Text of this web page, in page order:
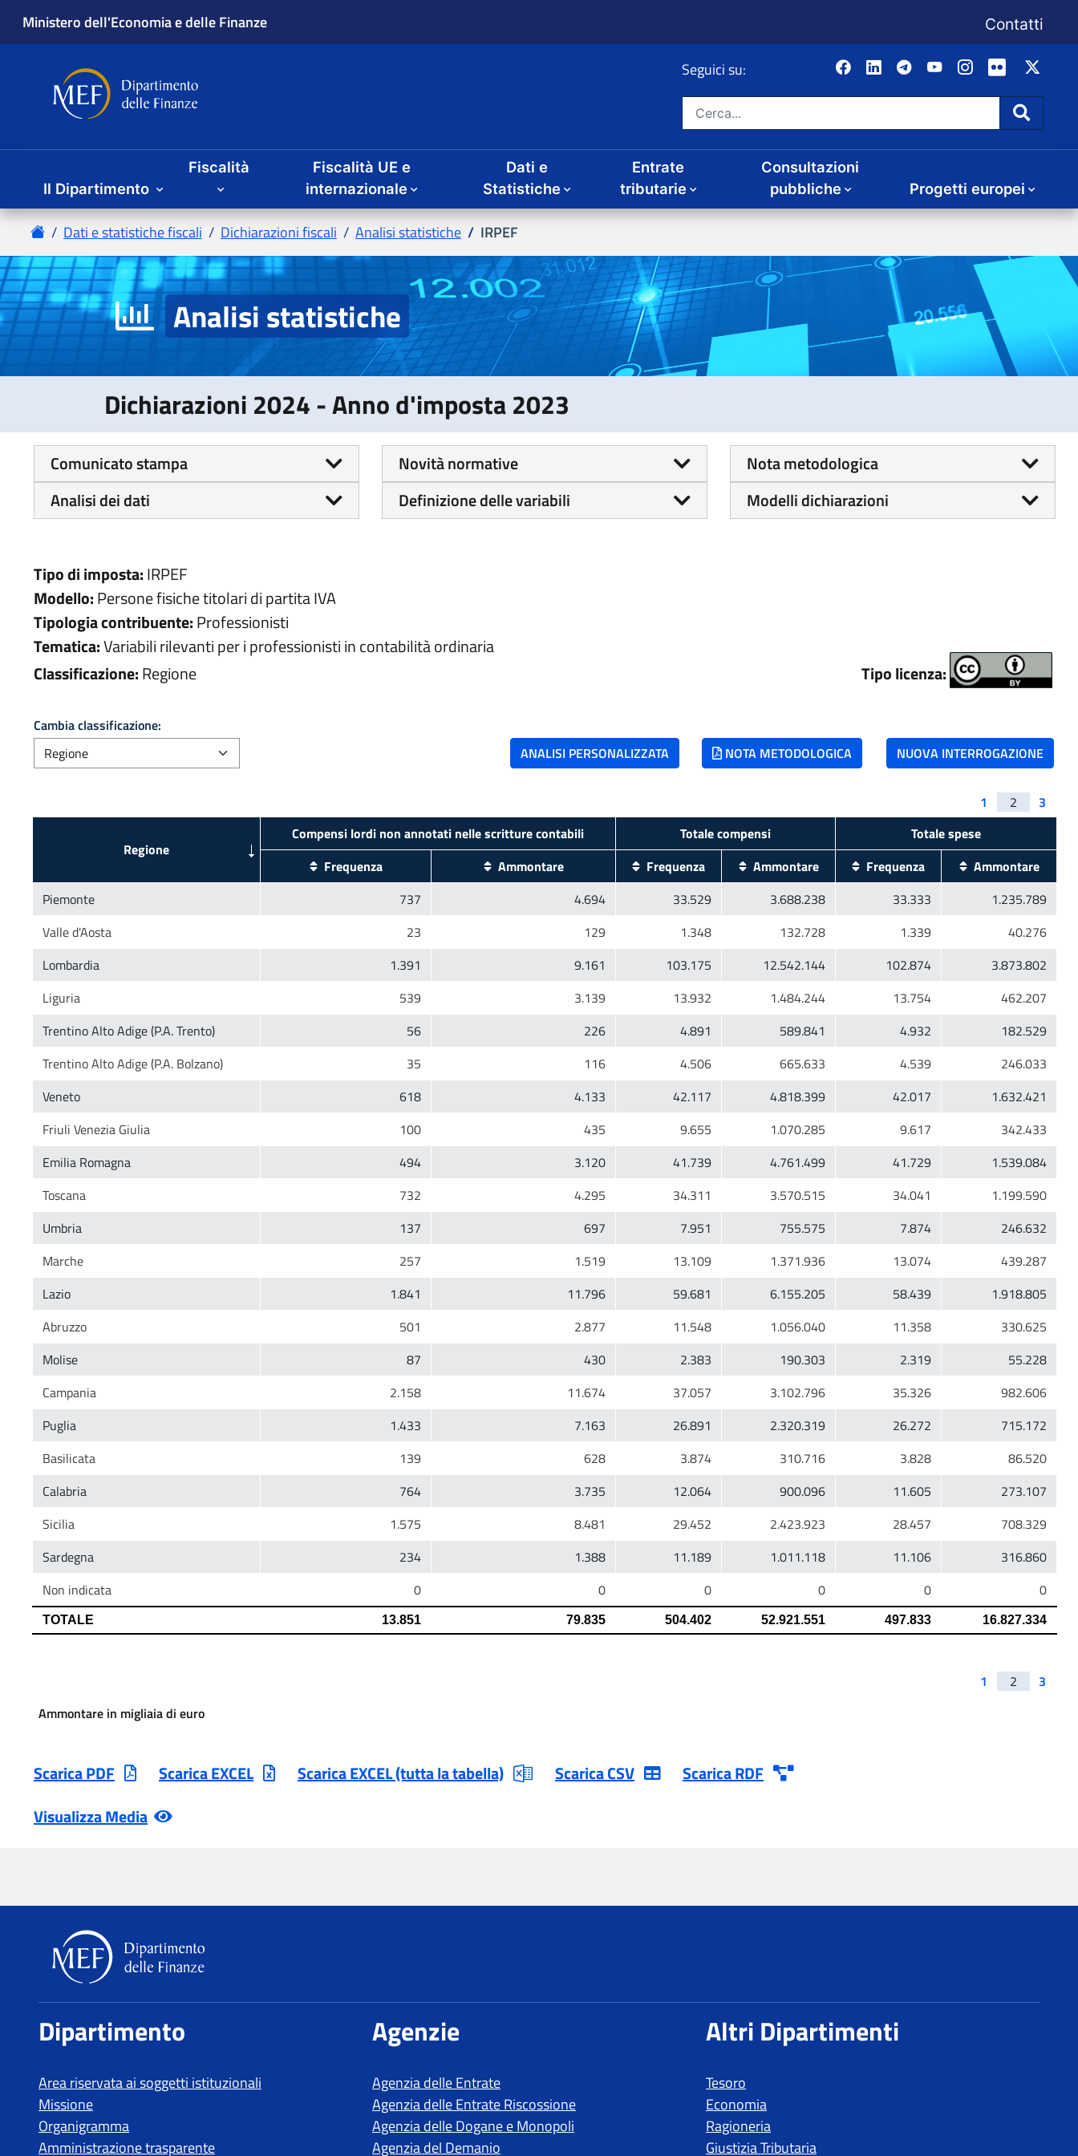
Il Dipartimento
Fiscalità Fiscalità UE e Dati e Entrate
Consultazioni
Progetti europei
IRPEF
Analisi statistiche
Dichiarazioni 2024 - Anno d'imposta 2023
Comunicato stampa Novità normative
Nota metodologica
Analisi dei dati
Definizione delle variabili Modelli dichiarazioni
Tipo di imposta:IRPEF
Modello:Persone fisiche titolari di partita IVA
Tipologia contribuente:Professionisti
Tematica:Variabili rilevanti per i professionisti in contabilità ordinaria
Classificazione:Regione Tipo licenza:
Cambia classificazione:
NOTA METODOLOGICA
NUOVA INTERROGAZIONE
1 2 3
1 2
3
Ammontare in migliaia di euro
Tesoro
Economia
Ragioneria
Giustizia Tributaria